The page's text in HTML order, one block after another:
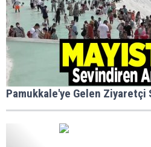
Pamukkale'ye Gelen Ziyaretçi